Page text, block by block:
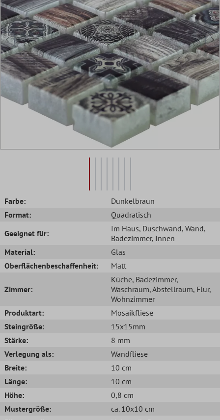
Farbe:
Dunkelbraun
Format:
Quadratisch
Geeignet für:
Im Haus, Duschwand, Wand,
Badezimmer, Innen
Material:
Glas
Oberflächenbeschaffenheit:
Matt
Zimmer:
Küche, Badezimmer,
Waschraum, Abstellraum, Flur,
Wohnzimmer
Produktart:
Mosaikfliese
Steingröße:
15x15mm
Stärke:
8 mm
Verlegung als:
Wandfliese
Breite:
10 cm
Länge:
10 cm
Höhe:
0,8 cm
Mustergröße:
ca. 10x10 cm